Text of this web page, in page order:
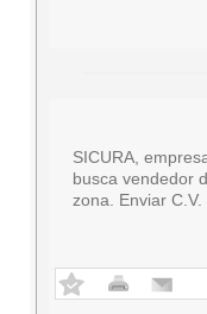
SICURA,
busca vendedor
zona. Enviar C.V.